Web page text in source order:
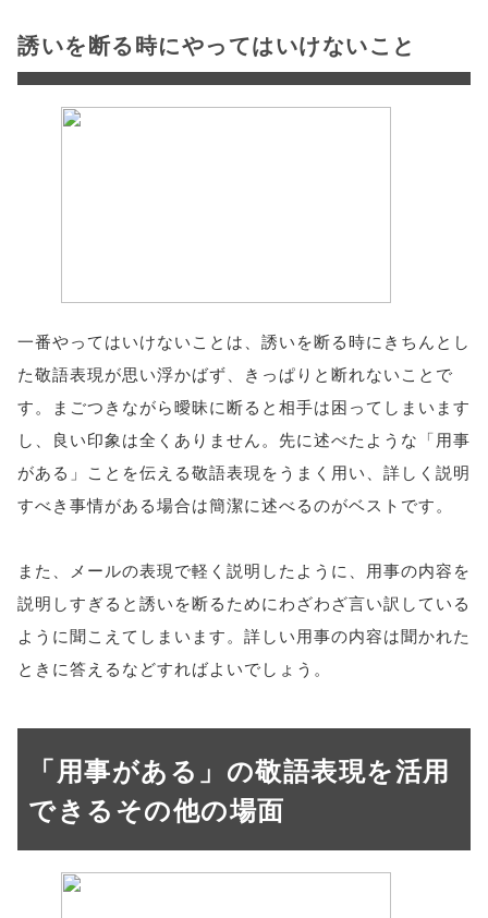
誘いを断る時にやってはいけないこと
一番やってはいけないことは、誘いを断る時にきちんとし
た敬語表現が思い浮かばず、きっぱりと断れないことで
す。まごつきながら曖昧に断ると相手は困ってしまいます
し、良い印象は全くありません。先に述べたような「用事
がある」ことを伝える敬語表現をうまく用い、詳しく説明
すべき事情がある場合は簡潔に述べるのがベストです。
また、メールの表現で軽く説明したように、用事の内容を
説明しすぎると誘いを断るためにわざわざ言い訳している
ように聞こえてしまいます。詳しい用事の内容は聞かれた
ときに答えるなどすればよいでしょう。
「用事がある」の敬語表現を活用
できるその他の場面